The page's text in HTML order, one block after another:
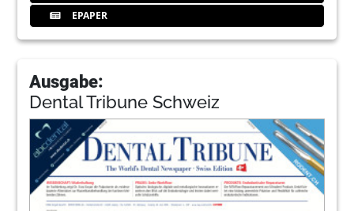
EPAPER
Ausgabe:
Dental Tribune Schweiz